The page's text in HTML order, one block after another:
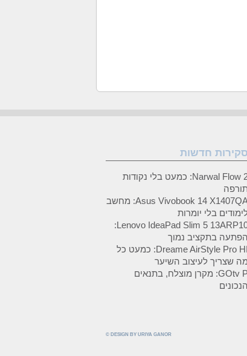
סקירות חדשות
Narwal Flow 2: כמעט בלי נקודות
Asus Vivobook 14 X1407QA: מחשב
בלי יומרות
Lenovo IdeaPad Slim 5 13ARP10:
הפתעה בתקציב נמוך
Dreame AirStyle Pro HI: כמעט כל
מה שצריך לעיצוב השיער
GOtv P: מקרן מוצלח, בתנאים
הנכונים
© DESIGN BY URIYA GANOR